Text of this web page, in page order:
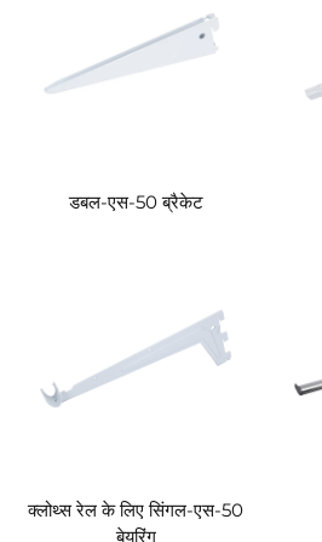
डबल-एस-50 ब्रैकेट
क्लोथ्स रेल के लिए सिंगल-एस-50
बेयरिंग